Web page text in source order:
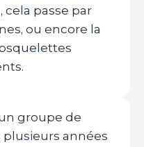
cela passe par
ou encore la
groupe de
plusieurs années